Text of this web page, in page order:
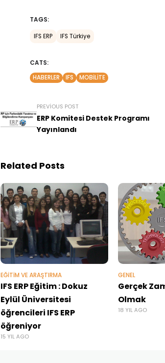
TAGS:
IFS ERP IFS Türkiye
CATS:
HABERLER
IFS MOBILITE
PREVIOUS POST
ERP Komitesi Destek Programı
Yayınlandı
Related Posts
EĞITIM VE ARAŞTIRMA
IFS ERP Eğitim : Dokuz
Eylül Üniversitesi
öğrencileri IFS ERP
öğreniyor
15 YIL AGO
GENEL
Gerçek
Olmak
18 YIL AGO